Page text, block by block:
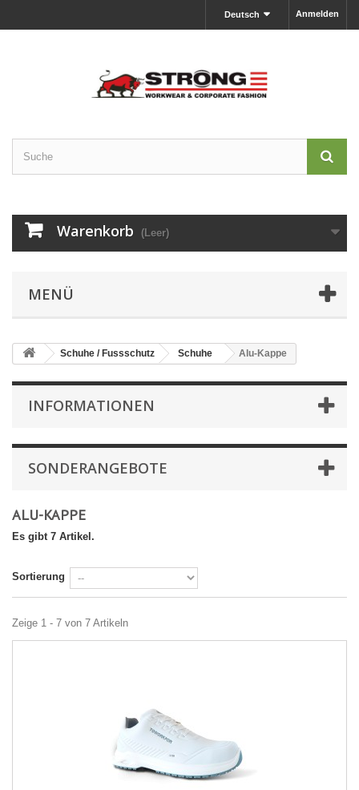
Anmelden
Deutsch
Warenkorb (Leer)
MENÜ
Schuhe / Fussschutz Schuhe Alu-Kappe
INFORMATIONEN
SONDERANGEBOTE
ALU-KAPPE
Es gibt 7 Artikel.
Sortierung
Zeige 1 - 7 von 7 Artikeln